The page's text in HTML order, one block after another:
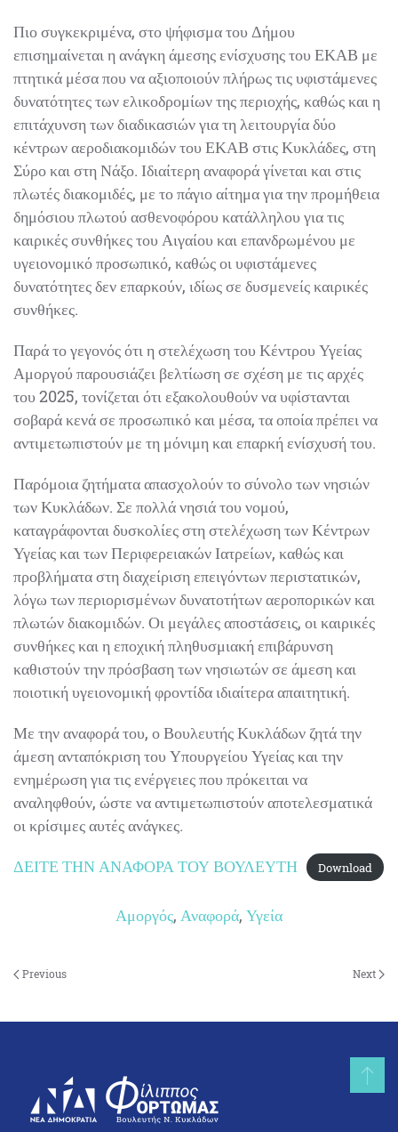
Πιο συγκεκριμένα, στο ψήφισμα του Δήμου
επισημαίνεται η ανάγκη άμεσης ενίσχυσης του ΕΚΑΒ με
πτητικά μέσα που να αξιοποιούν πλήρως τις υφιστάμενες
δυνατότητες των ελικοδρομίων της περιοχής, καθώς και η
επιτάχυνση των διαδικασιών για τη λειτουργία δύο
κέντρων αεροδιακομιδών του ΕΚΑΒ στις Κυκλάδες, στη
Σύρο και στη Νάξο. Ιδιαίτερη αναφορά γίνεται και στις
πλωτές διακομιδές, με το πάγιο αίτημα για την προμήθεια
δημόσιου πλωτού ασθενοφόρου κατάλληλου για τις
καιρικές συνθήκες του Αιγαίου και επανδρωμένου με
υγειονομικό προσωπικό, καθώς οι υφιστάμενες
δυνατότητες δεν επαρκούν, ιδίως σε δυσμενείς καιρικές
συνθήκες.
Παρά το γεγονός ότι η στελέχωση του Κέντρου Υγείας
Αμοργού παρουσιάζει βελτίωση σε σχέση με τις αρχές
του 2025, τονίζεται ότι εξακολουθούν να υφίστανται
σοβαρά κενά σε προσωπικό και μέσα, τα οποία πρέπει να
αντιμετωπιστούν με τη μόνιμη και επαρκή ενίσχυσή του.
Παρόμοια ζητήματα απασχολούν το σύνολο των νησιών
των Κυκλάδων. Σε πολλά νησιά του νομού,
καταγράφονται δυσκολίες στη στελέχωση των Κέντρων
Υγείας και των Περιφερειακών Ιατρείων, καθώς και
προβλήματα στη διαχείριση επειγόντων περιστατικών,
λόγω των περιορισμένων δυνατοτήτων αεροπορικών και
πλωτών διακομιδών. Οι μεγάλες αποστάσεις, οι καιρικές
συνθήκες και η εποχική πληθυσμιακή επιβάρυνση
καθιστούν την πρόσβαση των νησιωτών σε άμεση και
ποιοτική υγειονομική φροντίδα ιδιαίτερα απαιτητική.
Με την αναφορά του, ο Βουλευτής Κυκλάδων ζητά την
άμεση ανταπόκριση του Υπουργείου Υγείας και την
ενημέρωση για τις ενέργειες που πρόκειται να
αναληφθούν, ώστε να αντιμετωπιστούν αποτελεσματικά
οι κρίσιμες αυτές ανάγκες.
ΔΕΙΤΕ ΤΗΝ ΑΝΑΦΟΡΑ ΤΟΥ ΒΟΥΛΕΥΤΗ
Download
Αμοργός, Αναφορά, Υγεία
Previous Next